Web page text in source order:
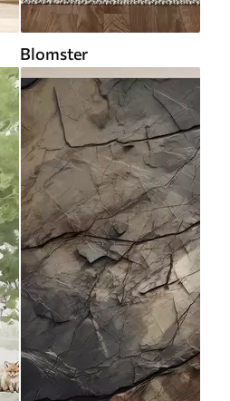
Blomster